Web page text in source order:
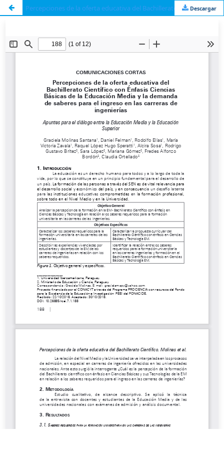
Percepciones de la oferta educativa del Bachillerato Científico con Énfasis Ciencias Básicas de la Educación Media y la demanda de saberes para el ingreso en las carreras de ingenierías. Apuntes para el diálogo entre la Educación Media y la Educación Superior
Descargar